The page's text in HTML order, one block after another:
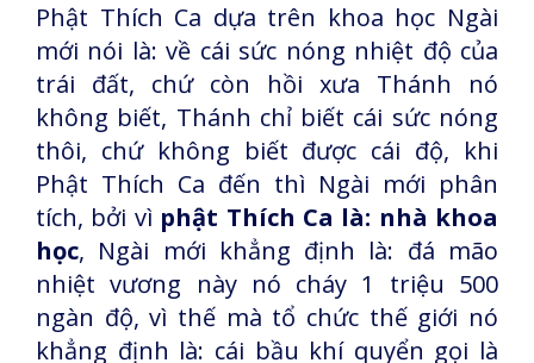
Phật Thích Ca dựa trên khoa học Ngài
mới nói là: về cái sức nóng nhiệt độ của
trái đất, chứ còn hồi xưa Thánh nó
không biết, Thánh chỉ biết cái sức nóng
thôi, chứ không biết được cái độ, khi
Phật Thích Ca đến thì Ngài mới phân
tích, bởi vì phật Thích Ca là: nhà khoa
học, Ngài mới khẳng định là: đá mão
nhiệt vương này nó cháy 1 triệu 500
ngàn độ, vì thế mà tổ chức thế giới nó
khẳng định là: cái bầu khí quyển gọi là